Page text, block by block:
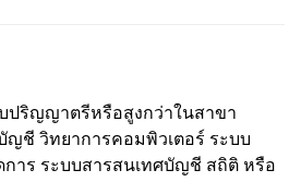
ปริญญาตรีหรือสูงกว่าในสาขา
ชี วิทยาการคอมพิวเตอร์ ระบบ
การ ระบบสารสนเทศบัญชี สถิติ หรือ